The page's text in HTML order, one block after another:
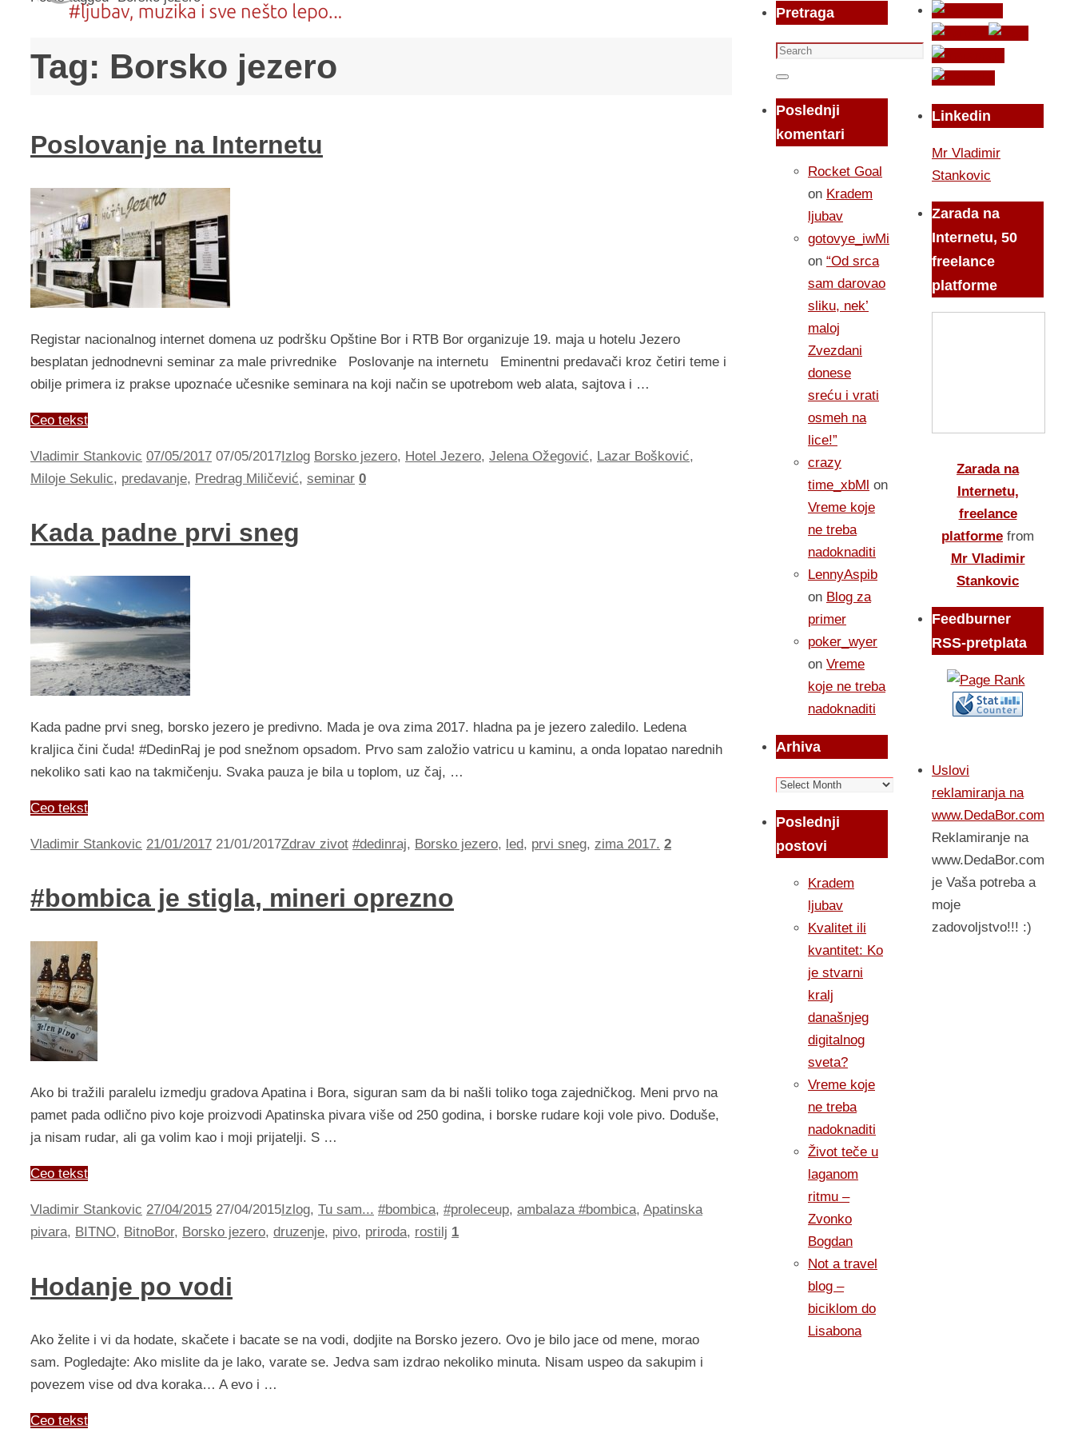
Tag: Borsko jezero
Poslovanje na Internetu
Registar nacionalnog internet domena uz podršku Opštine Bor i RTB Bor organizuje 19. maja u hotelu Jezero
besplatan jednodnevni seminar za male privrednike Poslovanje na internetu Eminentni predavači kroz četiri teme i
obilje primera iz prakse upoznaće učesnike seminara na koji način se upotrebom web alata, sajtova i …
Ceo tekst
Vladimir Stankovic 07/05/2017 07/05/2017Izlog Borsko jezero, Hotel Jezero, Jelena Ožegović, Lazar Bošković,
Miloje Sekulic, predavanje, Predrag Miličević, seminar 0
Kada padne prvi sneg
Kada padne prvi sneg, borsko jezero je predivno. Mada je ova zima 2017. hladna pa je jezero zaledilo. Ledena
kraljica čini čuda! #DedinRaj je pod snežnom opsadom. Prvo sam založio vatricu u kaminu, a onda lopatao narednih
nekoliko sati kao na takmičenju. Svaka pauza je bila u toplom, uz čaj, …
Ceo tekst
Vladimir Stankovic 21/01/2017 21/01/2017Zdrav zivot #dedinraj, Borsko jezero, led, prvi sneg, zima 2017. 2
#bombica je stigla, mineri oprezno
Ako bi tražili paralelu izmedju gradova Apatina i Bora, siguran sam da bi našli toliko toga zajedničkog. Meni prvo na
pamet pada odlično pivo koje proizvodi Apatinska pivara više od 250 godina, i borske rudare koji vole pivo. Doduše,
ja nisam rudar, ali ga volim kao i moji prijatelji. S …
Ceo tekst
Vladimir Stankovic 27/04/2015 27/04/2015Izlog, Tu sam... #bombica, #proleceup, ambalaza #bombica, Apatinska
pivara, BITNO, BitnoBor, Borsko jezero, druzenje, pivo, priroda, rostilj 1
Hodanje po vodi
Ako želite i vi da hodate, skačete i bacate se na vodi, dodjite na Borsko jezero. Ovo je bilo jace od mene, morao
sam. Pogledajte: Ako mislite da je lako, varate se. Jedva sam izdrao nekoliko minuta. Nisam uspeo da sakupim i
povezem vise od dva koraka… A evo i …
Ceo tekst
Pretraga
Search
for:
Search
Poslednji
komentari
Rocket Goal
on Kradem
ljubav
gotovye_iwMi
on “Od srca
sam darovao
sliku, nek’
maloj
Zvezdani
donese
sreću i vrati
osmeh na
lice!”
crazy
time_xbMl on
Vreme koje
ne treba
nadoknaditi
LennyAspib
on Blog za
primer
poker_wyer
on Vreme
koje ne treba
nadoknaditi
Arhiva
Arhiva
Poslednji
postovi
Kradem
ljubav
Kvalitet ili
kvantitet: Ko
je stvarni
kralj
današnjeg
digitalnog
sveta?
Vreme koje
ne treba
nadoknaditi
Život teče u
laganom
ritmu –
Zvonko
Bogdan
Not a travel
blog –
biciklom do
Lisabona
Linkedin
Mr Vladimir
Stankovic
Zarada na
Internetu, 50
freelance
platforme
Zarada na
Internetu,
freelance
platforme from
Mr Vladimir
Stankovic
Feedburner
RSS-pretplata
Uslovi
reklamiranja na
www.DedaBor.com
Reklamiranje na
www.DedaBor.com
je Vaša potreba a
moje
zadovoljstvo!!! :)